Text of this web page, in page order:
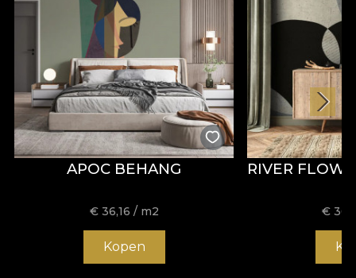
APOC BEHANG
€ 36,16 / m2
Kopen
RIVER FLOW
€